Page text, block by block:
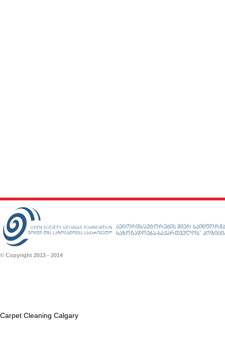
ავტორის/ავტორების მიერ
საზოგადოება-საქართველოს”
© Copyright 2013 - 2014
Carpet Cleaning Calgary